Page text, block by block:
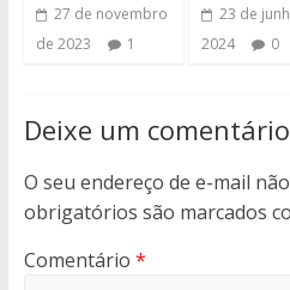
27 de novembro
de 2023
1
23 de
2024
0
Deixe um comentário
O seu endereço de e-mail
obrigatórios são marcados
Comentário *